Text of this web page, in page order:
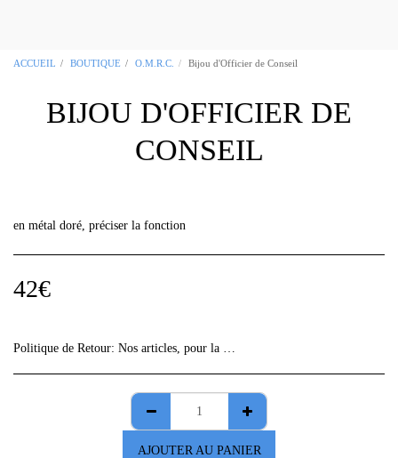
ACCUEIL BOUTIQUE O.M.R.C. Bijou d'Officier de Conseil
BIJOU D'OFFICIER DE
CONSEIL
en métal doré, préciser la fonction
42€
Politique de Retour: Nos articles, pour la plupart, sont des &quot;fabrications uniques&quot;, vérifiez bien les informations de vos commandes car aucun retour ne sera accepté sans avis préalable.
AJOUTER AU PANIER